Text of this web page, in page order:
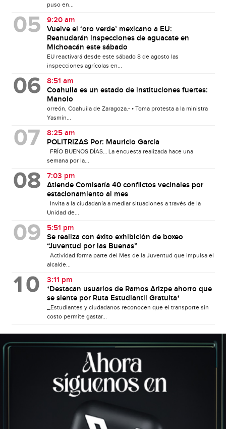
puso en...
9:20 am
Vuelve el ‘oro verde’ mexicano a EU:
Reanudarán inspecciones de aguacate en
Michoacán este sábado
EU reactivará desde este sábado 8 de agosto las
inspecciones agrícolas en...
8:51 am
Coahuila es un estado de instituciones fuertes:
Manolo
orreón, Coahuila de Zaragoza.- • Toma protesta a la ministra
Yasmín...
8:25 am
POLITRIZAS Por: Mauricio García
FRÍO BUENOS DÍAS… La encuesta realizada hace una
semana por la...
7:03 pm
Atiende Comisaría 40 conflictos vecinales por
estacionamiento al mes
Invita a la ciudadanía a mediar situaciones a través de la
Unidad de...
5:51 pm
Se realiza con éxito exhibición de boxeo
“Juventud por las Buenas”
Actividad forma parte del Mes de la Juventud que impulsa el
alcalde...
3:11 pm
*Destacan usuarios de Ramos Arizpe ahorro que
se siente por Ruta Estudiantil Gratuita*
_Estudiantes y ciudadanos reconocen que el transporte sin
costo permite gastar...